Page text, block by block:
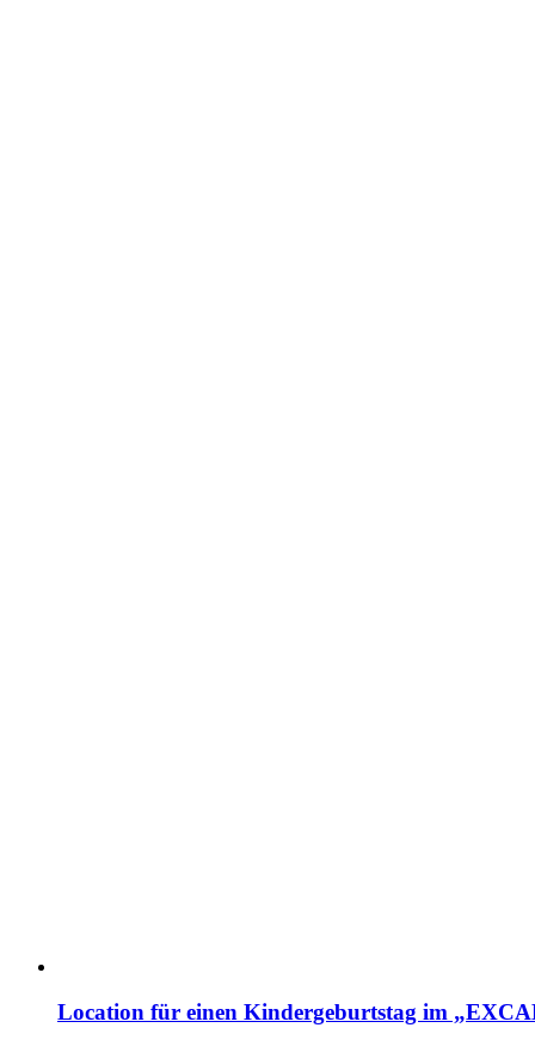
Location für einen Kindergeburtstag im